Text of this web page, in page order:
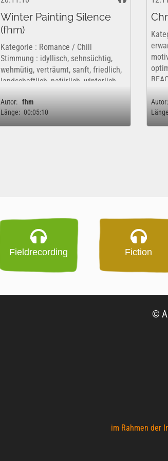
Winter Painting Silence
(fhm)
Kategorie : Romance / Chill
Stimmung : idyllisch, sehnsüchtig,
wehmütig, verträumt, sanft, friedlich,
landschaftlich, natürlich, winterlich
wird kommerziell vertrieben. Dieses
Werk ist insofern nur...
Autor: fhm
Länge: 00:05:10
ist
Autor:
Fieldrecording Fiction
©
im Rahmen der